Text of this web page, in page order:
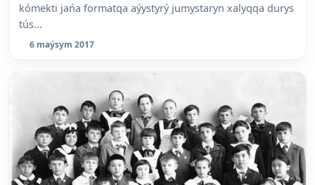
kómekti jańa formatqa aýystyrý jumystaryn xalyqqa durys
tús...
6 maýsym 2017